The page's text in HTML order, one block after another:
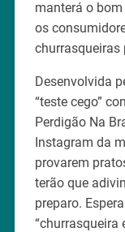
manterá o
os
churrasqueiras
Desenvolvida
“teste cego”
Perdigão Na
Instagram da
provarem
terão que
preparo.
“churrasqueira